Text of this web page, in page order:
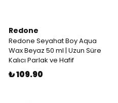
Redone
Redone Seyahat Boy Aqua
Wax Beyaz 50 ml | Uzun Süre
Kalıcı Parlak ve Hafif
₺ 109.90